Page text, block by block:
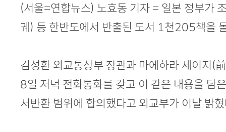
(서울=연합뉴스) 노효동 기자 = 일본 정부가
궤) 등 한반도에서 반출된 도서 1천205책을
김성환 외교통상부 장관과 마에하라 세이지(
8일 저녁 전화통화를 갖고 이 같은 내용을 담
서반환 범위에 합의했다고 외교부가 이날 밝